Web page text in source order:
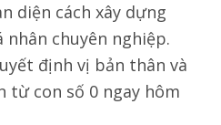
diện cách xây dựng
chuyên nghiệp.
định vị bản thân và
từ con số 0 ngay hôm